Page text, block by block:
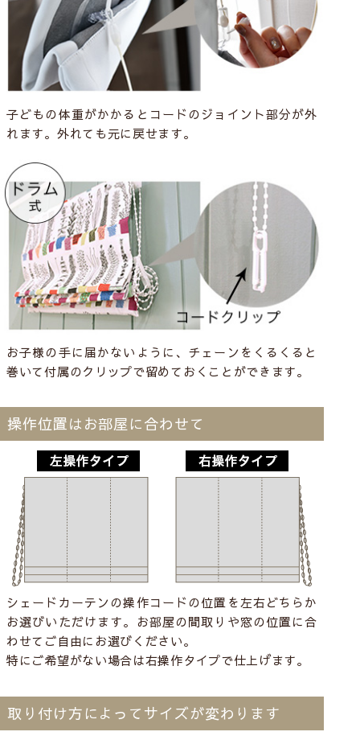
子どもの体重がかかるとコードのジョイント部分が外
れます。外れても元に戻せます。
お子様の手に届かないように、チェーンをくるくると
巻いて付属のクリップで留めておくことができます。
操作位置はお部屋に合わせて
シェードカーテンの操作コードの位置を左右どちらか
お選びいただけます。お部屋の間取りや窓の位置に合
わせてご自由にお選びください。
特にご希望がない場合は右操作タイプで仕上げます。
取り付け方によってサイズが変わります